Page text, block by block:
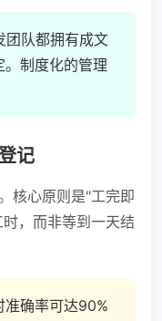
团队都拥有成文
制度化的管理
记
核心原则是"工完即
，而非等到一天结
准确率可达90%